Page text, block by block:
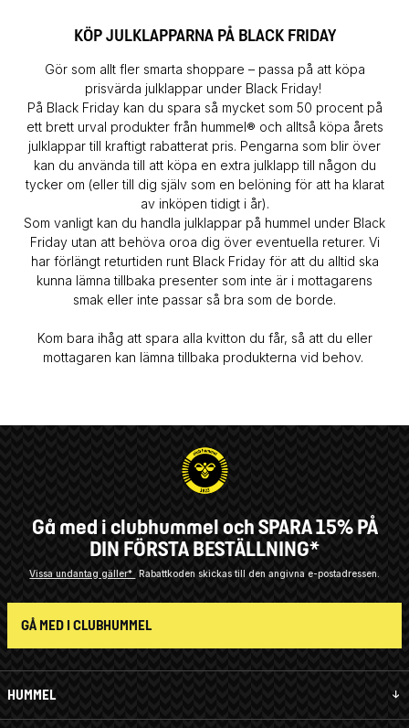
KÖP JULKLAPPARNA PÅ BLACK FRIDAY
Gör som allt fler smarta shoppare – passa på att köpa
prisvärda julklappar under Black Friday!
På Black Friday kan du spara så mycket som 50 procent på
ett brett urval produkter från hummel® och alltså köpa årets
julklappar till kraftigt rabatterat pris. Pengarna som blir över
kan du använda till att köpa en extra julklapp till någon du
tycker om (eller till dig själv som en belöning för att ha klarat
av inköpen tidigt i år).
Som vanligt kan du handla julklappar på hummel under Black
Friday utan att behöva oroa dig över eventuella returer. Vi
har förlängt returtiden runt Black Friday för att du alltid ska
kunna lämna tillbaka presenter som inte är i mottagarens
smak eller inte passar så bra som de borde.
Kom bara ihåg att spara alla kvitton du får, så att du eller
mottagaren kan lämna tillbaka produkterna vid behov.
HUMMEL
Gå med i clubhummel och SPARA 15% PÅ
DIN FÖRSTA BESTÄLLNING*
Vissa undantag gäller* Rabattkoden skickas till den angivna e-postadressen.
GÅ MED I CLUBHUMMEL